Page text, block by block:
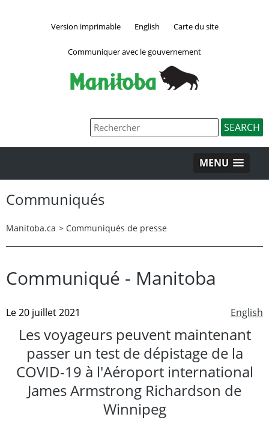
Version imprimable English Carte du site
Communiquer avec le gouvernement
MENU
Communiqués
Manitoba.ca > Communiqués de presse
Communiqué - Manitoba
English
Le 20 juillet 2021
Les voyageurs peuvent maintenant
passer un test de dépistage de la
COVID-19 à l'Aéroport international
James Armstrong Richardson de
Winnipeg